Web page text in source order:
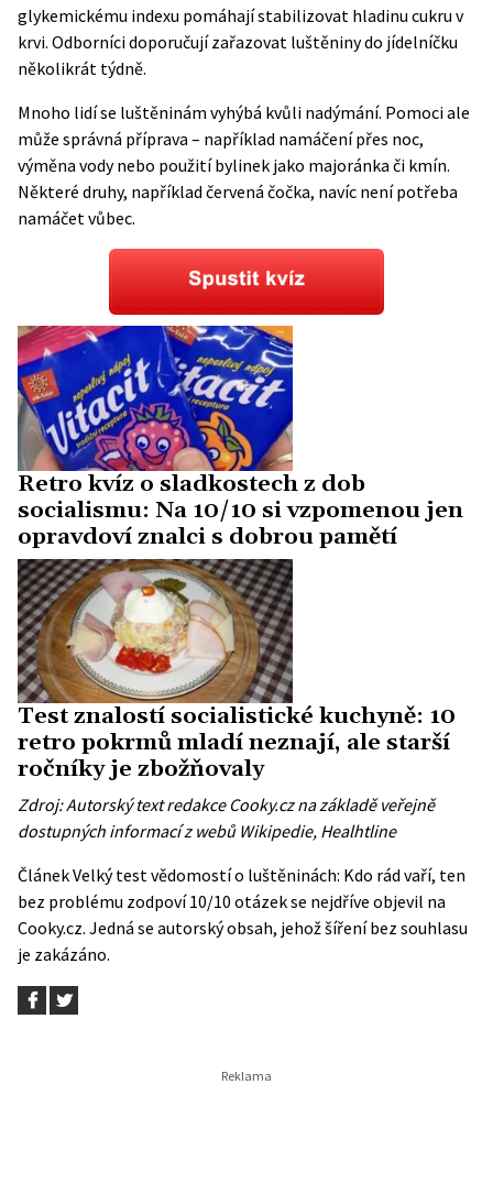
glykemickému indexu pomáhají stabilizovat hladinu cukru v
krvi. Odborníci doporučují zařazovat luštěniny do jídelníčku
několikrát týdně.
Mnoho lidí se luštěninám vyhýbá kvůli nadýmání. Pomoci ale
může správná příprava – například namáčení přes noc,
výměna vody nebo použití bylinek jako majoránka či kmín.
Některé druhy, například červená čočka, navíc není potřeba
namáčet vůbec.
Retro kvíz o sladkostech z dob
socialismu: Na 10/10 si vzpomenou jen
opravdoví znalci s dobrou pamětí
Test znalostí socialistické kuchyně: 10
retro pokrmů mladí neznají, ale starší
ročníky je zbožňovaly
Zdroj: Autorský text redakce Cooky.cz na základě veřejně
dostupných informací z webů Wikipedie, Healhtline
ČlánekVelký test vědomostí o luštěninách: Kdo rád vaří, ten
bez problému zodpoví 10/10 otázekse nejdříve objevil na
Cooky.cz. Jedná se autorský obsah, jehož šíření bez souhlasu
je zakázáno.